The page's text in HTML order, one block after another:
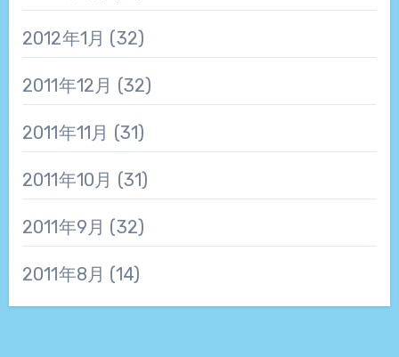
2012年1月 (32)
2011年12月 (32)
2011年11月 (31)
2011年10月 (31)
2011年9月 (32)
2011年8月 (14)